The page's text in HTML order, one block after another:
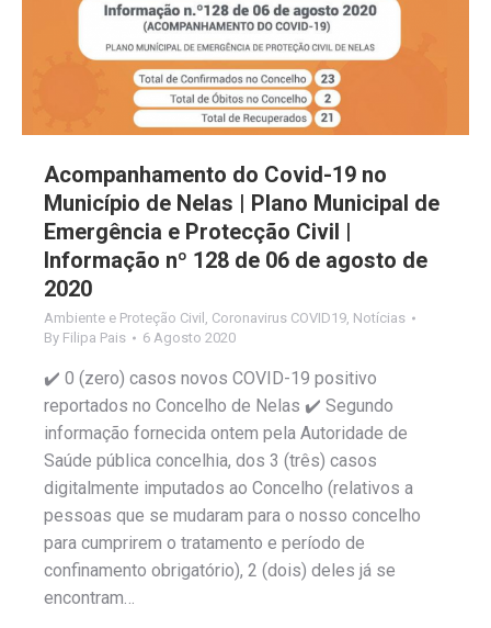
Acompanhamento do Covid-19 no
Município de Nelas | Plano Municipal de
Emergência e Protecção Civil |
Informação nº 128 de 06 de agosto de
2020
Ambiente e Proteção Civil , Coronavirus COVID19, Notícias
By Filipa Pais 6 Agosto 2020
✔️ 0 (zero) casos novos COVID-19 positivo
reportados no Concelho de Nelas ✔️ Segundo
informação fornecida ontem pela Autoridade de
Saúde pública concelhia, dos 3 (três) casos
digitalmente imputados ao Concelho (relativos a
pessoas que se mudaram para o nosso concelho
para cumprirem o tratamento e período de
confinamento obrigatório), 2 (dois) deles já se
encontram…